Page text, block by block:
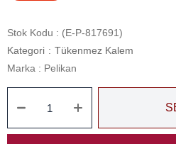
Stok Kodu
(E-P-817691)
Kategori : Tükenmez Kalem
Marka : Pelikan